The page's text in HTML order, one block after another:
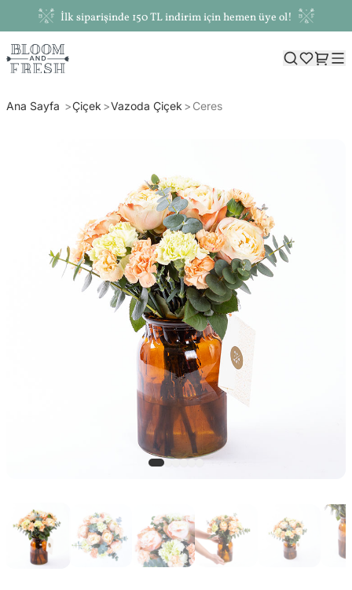
İlk siparişinde 150 TL indirim için hemen üye ol!
Ana Sayfa Çiçek Vazoda Çiçek Ceres